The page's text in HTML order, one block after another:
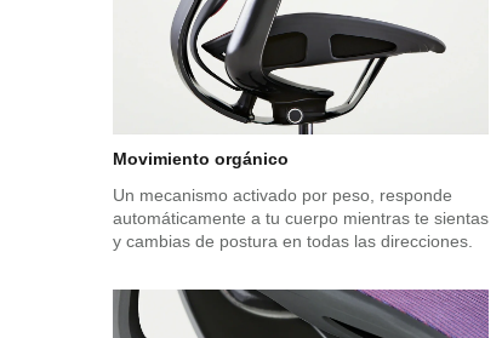
Movimiento orgánico
Un mecanismo activado por peso, responde
automáticamente a tu cuerpo mientras te sientas
y cambias de postura en todas las direcciones.